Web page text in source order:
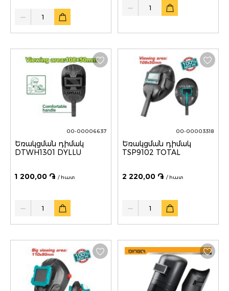
00-00006637
Եռակցման դիմակ
DTWH1301 DYLLU
1 200,00 ֏ / հատ
00-00003318
Եռակցման դիմակ
TSP9102 TOTAL
2 220,00 ֏ / հատ